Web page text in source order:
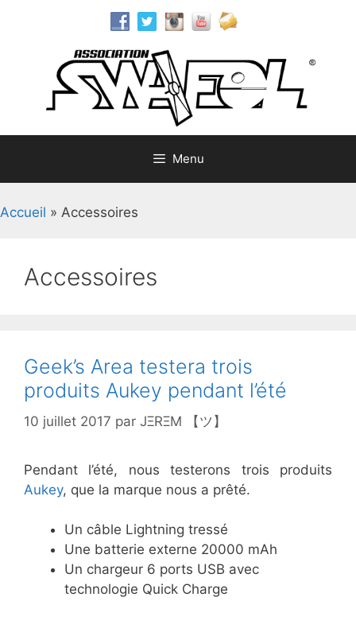
Menu
Accueil » Accessoires
Accessoires
Geek’s Area testera trois
produits Aukey pendant l’été
10 juillet 2017 par JΞRΞM 【ツ】
Pendant l’été, nous testerons trois produits
Aukey, que la marque nous a prêté.
Un câble Lightning tressé
Une batterie externe 20000 mAh
Un chargeur 6 ports USB avec
technologie Quick Charge